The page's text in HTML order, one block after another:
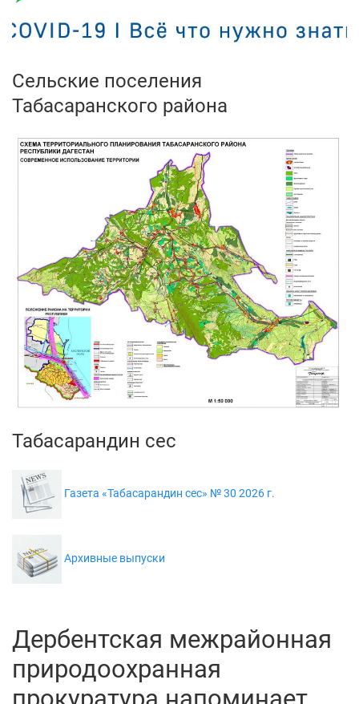
Дербентская межрайонная
природоохранная
Сельские поселения
Табасаранского района
Табасарандин сес
Газета «Табасарандин сес» № 30 2026 г.
Архивные выпуски